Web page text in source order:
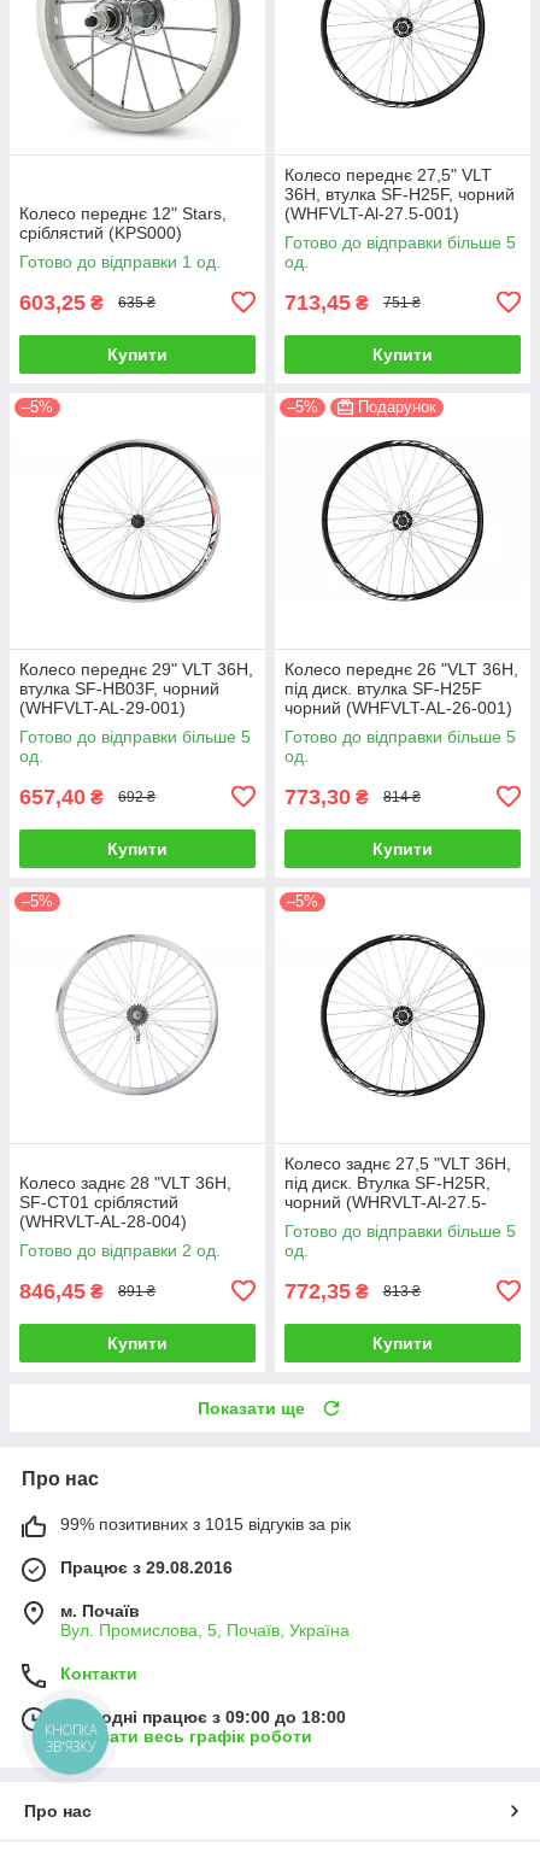
Колесо переднє 12" Stars,
сріблястий (KPS000)
Готово до відправки 1 од.
603,25 ₴ 635 ₴
Купити
Колесо переднє 27,5" VLT
36H, втулка SF-H25F, чорний
(WHFVLT-Al-27.5-001)
Готово до відправки більше 5
од.
713,45 ₴ 751 ₴
Купити
–5%
Колесо переднє 29" VLT 36H,
втулка SF-HB03F, чорний
(WHFVLT-AL-29-001)
Готово до відправки більше 5
од.
657,40 ₴ 692 ₴
Купити
–5% Подарунок
Колесо переднє 26 "VLT 36H,
під диск. втулка SF-H25F
чорний (WHFVLT-AL-26-001)
Готово до відправки більше 5
од.
773,30 ₴ 814 ₴
Купити
–5%
Колесо заднє 28 "VLT 36H,
SF-CT01 сріблястий
(WHRVLT-AL-28-004)
Готово до відправки 2 од.
846,45 ₴ 891 ₴
Купити
–5%
Колесо заднє 27,5 "VLT 36H,
під диск. Втулка SF-H25R,
чорний (WHRVLT-Al-27.5-
001)
Готово до відправки більше 5
од.
772,35 ₴ 813 ₴
Купити
Показати ще
Про нас
99% позитивних з 1015 відгуків за рік
Працює з 29.08.2016
м. Почаїв
Вул. Промислова, 5, Почаїв, Україна
Контакти
Сьогодні працює з 09:00 до 18:00
Показати весь графік роботи
Про нас
КНОПКА
ЗВ'ЯЗКУ